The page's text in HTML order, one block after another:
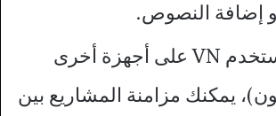
إضافة النصوص.
إذا كنت تستخدم VN على أجهزة أخرى
يمكنك مزامنة المشاريع بين